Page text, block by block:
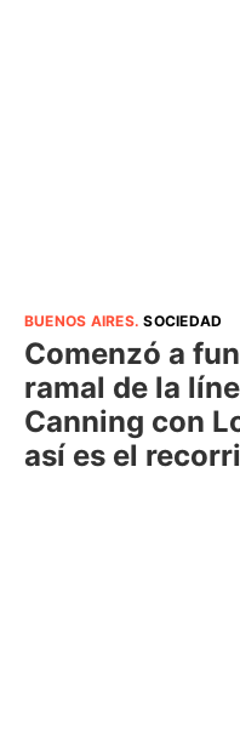
BUENOS AIRES.SOCIEDAD
Comenzó a
ramal de la
Canning con
así es el